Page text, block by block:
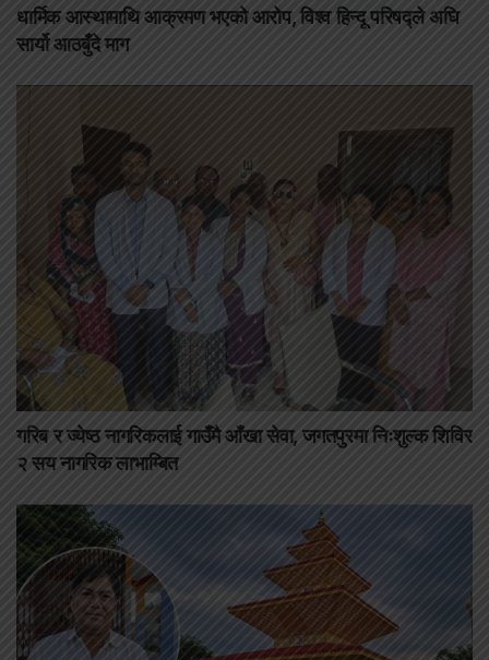
धार्मिक आस्थामाथि आक्रमण भएको आरोप, विश्व हिन्दू परिषद्ले अघि
सार्यो आठबुँदे माग
गरिब र ज्येष्ठ नागरिकलाई गाउँमै आँखा सेवा, जगतपुरमा निःशुल्क शिविर
२ सय नागरिक लाभाम्बित